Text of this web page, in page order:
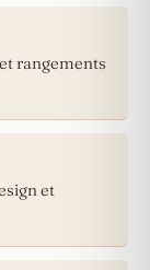
rangements
et